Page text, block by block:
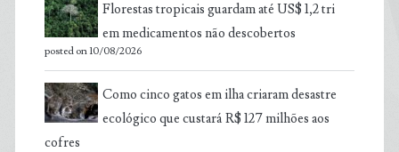
Florestas tropicais guardam até US$ 1,2 tri
em medicamentos não descobertos
posted on 10/08/2026
Como cinco gatos em ilha criaram desastre
ecológico que custará R$ 127 milhões aos
cofres